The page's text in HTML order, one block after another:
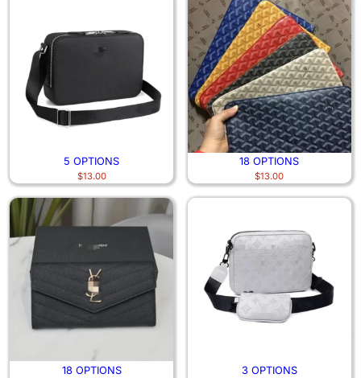
5 OPTIONS
$13.00
18 OPTIONS
$13.00
18 OPTIONS 3 OPTIONS